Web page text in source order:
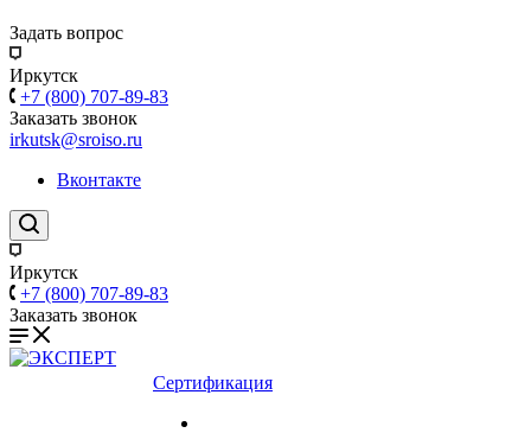
Задать вопрос
Иркутск
+7 (800) 707-89-83
Заказать звонок
irkutsk@sroiso.ru
Вконтакте
Иркутск
+7 (800) 707-89-83
Заказать звонок
Сертификация